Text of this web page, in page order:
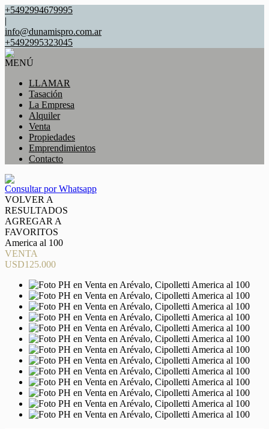
+5492994679995
|
info@dunamispro.com.ar
+5492995323045
MENÚ
LLAMAR
Tasación
La Empresa
Alquiler
Venta
Propiedades
Emprendimientos
Contacto
Consultar por Whatsapp
VOLVER A
RESULTADOS
AGREGAR A
FAVORITOS
America al 100
VENTA
USD125.000